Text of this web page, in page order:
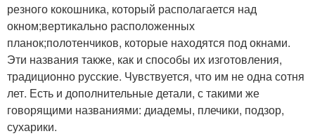
резного кокошника, который располагается над
окном;вертикально расположенных
планок;полотенчиков, которые находятся под окнами.
Эти названия также, как и способы их изготовления,
традиционно русские. Чувствуется, что им не одна сотня
лет. Есть и дополнительные детали, с такими же
говорящими названиями: диадемы, плечики, подзор,
сухарики.